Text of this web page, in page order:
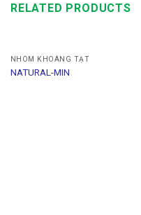
RELATED PRODUCTS
NHÓM KHOÁNG TẠT
NATURAL-MIN